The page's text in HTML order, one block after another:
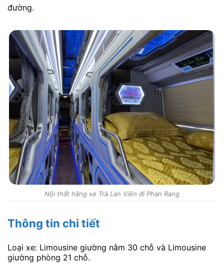
đường.
Nội thất hãng xe Trà Lan Viên đi Phan Rang
Thông tin chi tiết
Loại xe: Limousine giường nằm 30 chỗ và Limousine
giường phòng 21 chỗ.